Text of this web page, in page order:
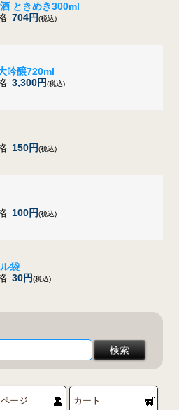
ときめき300ml
704円(税込)
吟醸720ml
3,300円(税込)
150円(税込)
100円(税込)
袋
30円(税込)
ージ カート